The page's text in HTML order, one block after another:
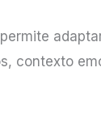
contexto